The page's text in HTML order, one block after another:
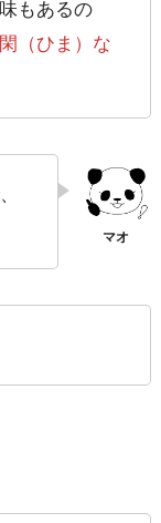
もあるの
（ひま）な